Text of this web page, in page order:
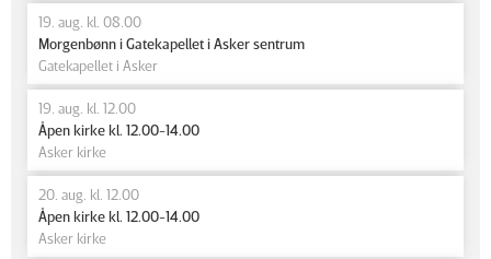
19. aug. kl. 08.00
Morgenbønn i Gatekapellet i Asker sentrum
Gatekapellet i Asker
19. aug. kl. 12.00
Åpen kirke kl. 12.00-14.00
Asker kirke
20. aug. kl. 12.00
Åpen kirke kl. 12.00-14.00
Asker kirke